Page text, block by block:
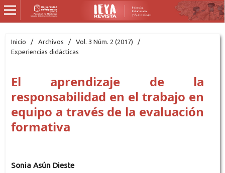
Inicio / Archivos / Vol. 3 Núm. 2 (2017)
/
Experiencias didácticas
El aprendizaje de la
responsabilidad en el trabajo en
equipo a través de la evaluación
formativa
Sonia Asún Dieste